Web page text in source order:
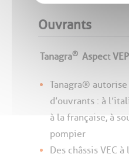
Ouvrants
Tanagra® AspectVEP
Tanagra®
d’ouvrants : à
à la française, à
pompier
Des châssis VEC